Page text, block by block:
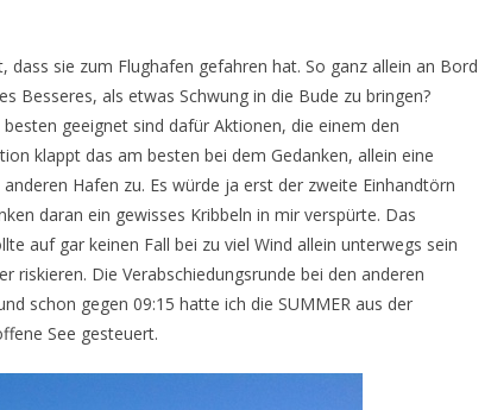
sie zum Flughafen gefahren hat. So ganz allein an Bord
Besseres, als etwas Schwung in die Bude zu bringen?
geeignet sind dafür Aktionen, die einem den
klappt das am besten bei dem Gedanken, allein eine
Hafen zu. Es würde ja erst der zweite Einhandtörn
daran ein gewisses Kribbeln in mir verspürte. Das
auf gar keinen Fall bei zu viel Wind allein unterwegs sein
riskieren. Die Verabschiedungsrunde bei den anderen
schon gegen 09:15 hatte ich die SUMMER aus der
See gesteuert.